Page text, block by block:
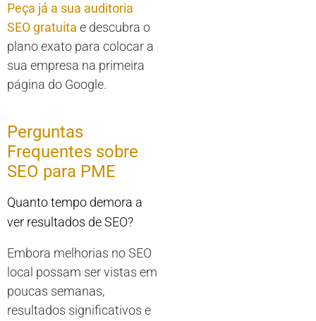
Peça já a sua auditoria
SEO gratuita e descubra o
plano exato para colocar a
sua empresa na primeira
página do Google.
Perguntas
Frequentes sobre
SEO para PME
Quanto tempo demora a
ver resultados de SEO?
Embora melhorias no SEO
local possam ser vistas em
poucas semanas,
resultados significativos e